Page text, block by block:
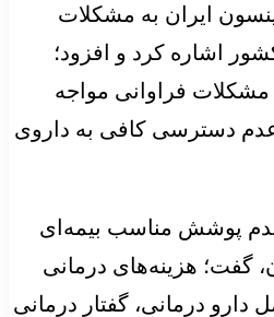
ایران به مشکلات
اشاره کرد و افزود؛
مشکلات فراوانی مواجه
دسترسی کافی به داروی
عدم پوشش مناسب بیمه‌ای
گفت؛ هزینه‌های درمانی
دارو درمانی، گفتار درمانی